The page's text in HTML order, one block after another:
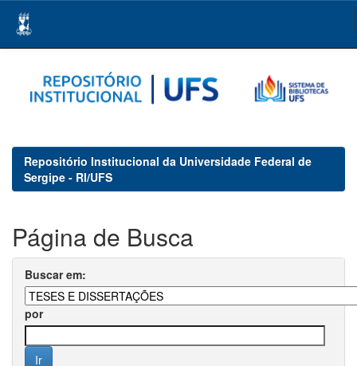
navigation
Repositório Institucional da Universidade Federal de
Sergipe - RI/UFS
Página de Busca
Buscar em:
por